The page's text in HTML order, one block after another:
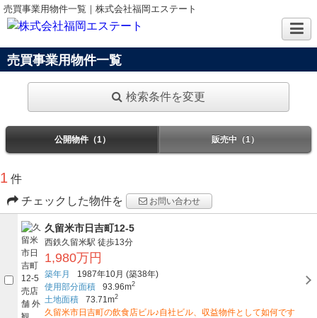
売買事業用物件一覧｜株式会社福岡エステート
売買事業用物件一覧
検索条件を変更
公開物件（1） 販売中（1）
1 件
チェックした物件を
お問い合わせ
久留米市日吉町12-5
西鉄久留米駅 徒歩13分
1,980万円
築年月 1987年10月 (築38年)
使用部分面積
93.96m2
土地面積 73.71m2
久留米市日吉町の飲食店ビル♪自社ビル、収益物件として如何です